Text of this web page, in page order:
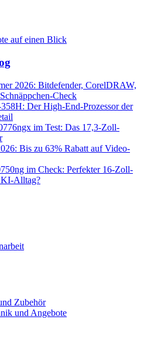
auf einen Blick
2026: Bitdefender, CorelDRAW,
Check
Der High-End-Prozessor der
im Test: Das 17,3-Zoll-
Bis zu 63% Rabatt auf Video-
im Check: Perfekter 16-Zoll-
Alltag?
Zubehör
und Angebote